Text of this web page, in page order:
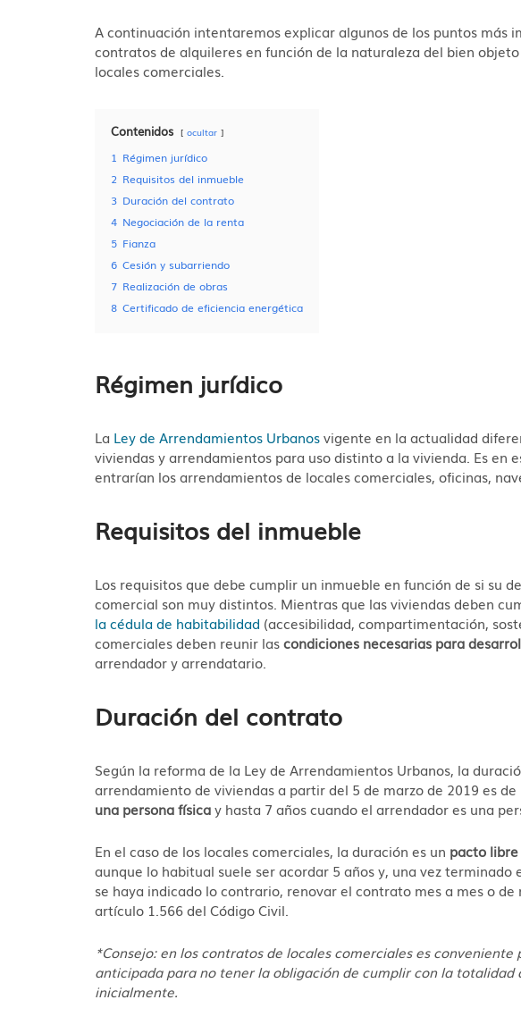
A continuación intentaremos explicar algunos de los puntos más
contratos de alquileres en función de la naturaleza del bien
locales comerciales.
Contenidos ocultar
1 Régimen jurídico
2 Requisitos del inmueble
3 Duración del contrato
4 Negociación de la renta
5 Fianza
6 Cesión y subarriendo
7 Realización de obras
8 Certificado de eficiencia energética
Régimen jurídico
La Ley de Arrendamientos Urbanosvigente en la actualidad
viviendas y arrendamientos para uso distinto a la vivienda. Es en
entrarían los arrendamientos de locales comerciales, oficinas,
Requisitos del inmueble
Los requisitos que debe cumplir un inmueble en función de si su
comercial son muy distintos. Mientras que las viviendas deben
la cédula de habitabilidad (accesibilidad, compartimentación,
comerciales deben reunir lascondiciones necesarias para
arrendador y arrendatario.
Duración del contrato
Según la reforma de la Ley de Arrendamientos Urbanos, la
arrendamiento de viviendas a partir del 5 de marzo de 2019 es de
una persona físicay hasta 7 años cuando el arrendador es una
En el caso de los locales comerciales, la duración es un pacto
aunque lo habitual suele ser acordar 5 años y, una vez terminado
se haya indicado lo contrario, renovar el contrato mes a mes o
artículo 1.566 del Código Civil.
*Consejo: en los contratos de locales comerciales es
anticipada para no tener la obligación de cumplir con la totalidad
inicialmente.